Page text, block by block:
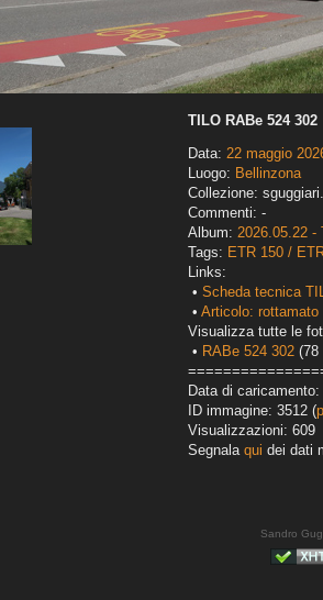
TILO RABe 524 302
Data: 22 maggio
Luogo: Bellinzona
Collezione:
Commenti: -
Album: 2026.05.22 -
Tags: ETR 150 /
Links:
• Scheda tecnica
• Articolo:
Visualizza tutte le
• RABe 524 302 (78
Data di
ID immagine: 3512 (
Visualizzazioni: 609
Segnala qui dei dati
Sandro